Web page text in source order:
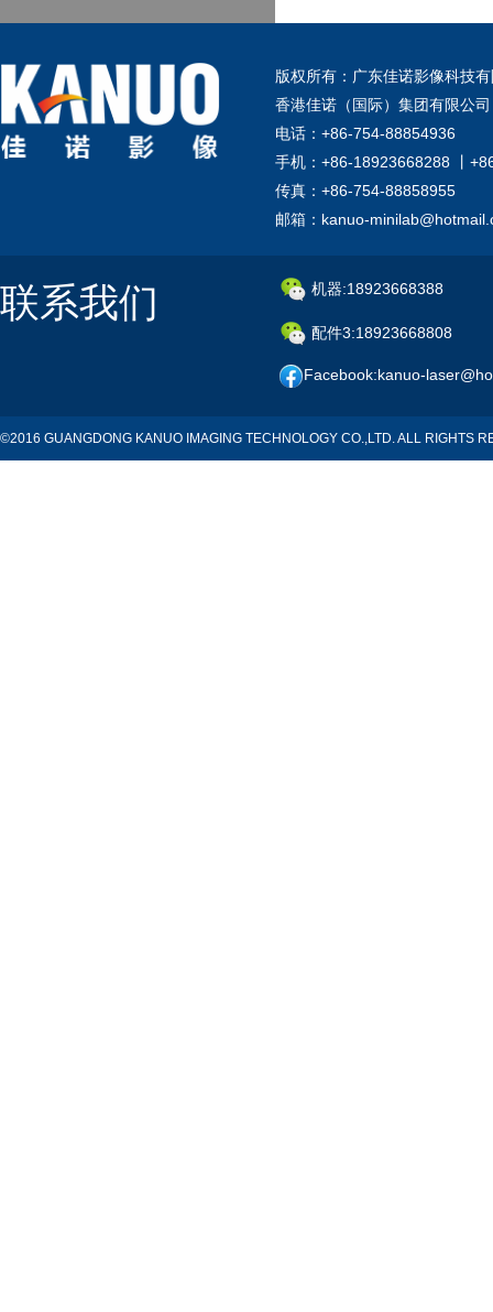
版权所有：广东佳诺影像科技
香港佳诺（国际）集团有限公
电话：+86-754-88854936
手机：+86-18923668288 丨
传真：+86-754-88858955
邮箱：kanuo-
联系我们 机器:18923668388
配件3:18923668808
Facebook:kanuo-
©2016 GUANGDONG KANUO IMAGING TECHNOLOGY CO.,LTD. ALL RIGHTS